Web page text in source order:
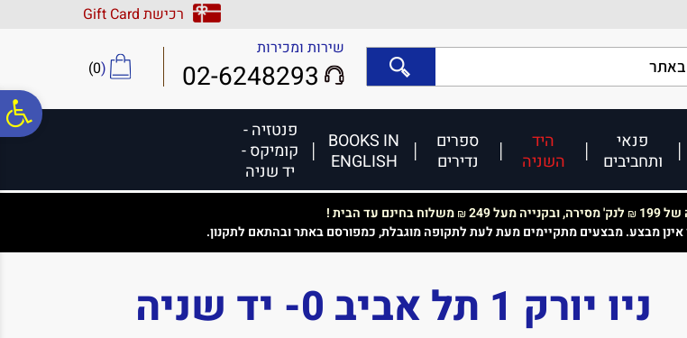
נגישות
אתר
המרכזי
רכישת Gift Card
שירות ומכירות
02-6248293
(
0
)
פנאי
ותחביבים
היד
השניה
ספרים
נדירים
BOOKS IN
ENGLISH
פנטזיה -
קומיקס -
יד שניה
199
₪ לנק' מסירה, ובקנייה מעל 249 ₪משלוח בחינם עד הבית !
אינן מבצע. מבצעים מתקיימים מעת לעת לתקופה מוגבלת, כמפורסם באתר ובהתאם לתקנון.
ניו יורק 1 תל אביב 0- יד שניה